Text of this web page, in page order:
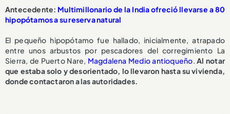
Antecedente: Multimillonario de la India ofreció llevarse a 80
hipopótamos a su reserva natural
El pequeño hipopótamo fue hallado, inicialmente, atrapado
entre unos arbustos por pescadores del corregimiento La
Sierra, de Puerto Nare, Magdalena Medio antioqueño.Al notar
que estaba solo y desorientado, lo llevaron hasta su vivienda,
donde contactaron a las autoridades.